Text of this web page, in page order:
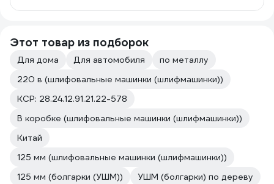
Этот товар из подборок
Для дома Для автомобиля
по металлу
220 в (шлифовальные машинки (шлифмашинки))
КСР: 28.24.12.91.21.22-578
В коробке (шлифовальные машинки (шлифмашинки))
Китай
125 мм (шлифовальные машинки (шлифмашинки))
125 мм (болгарки (УШМ))
УШМ (болгарки) по дереву